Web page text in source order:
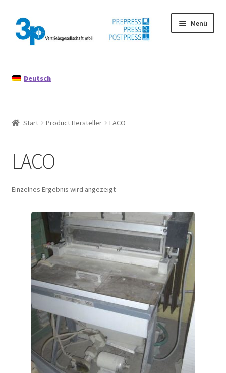
Zur
Navigation
springen
Zum
Inhalt
springen
Menü
Datenschutz
Mein Konto
Deutsch
Start Product Hersteller LACO
LACO
Einzelnes Ergebnis wird angezeigt